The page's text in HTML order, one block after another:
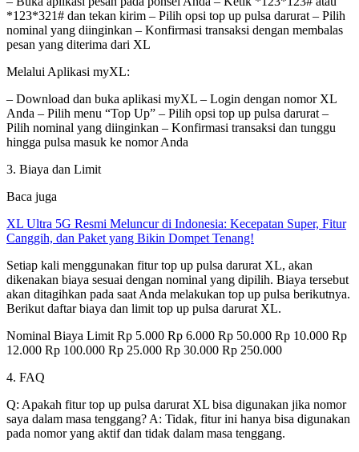
*123*321# dan tekan kirim – Pilih opsi top up pulsa darurat – Pilih
nominal yang diinginkan – Konfirmasi transaksi dengan membalas
pesan yang diterima dari XL
Melalui Aplikasi myXL:
– Download dan buka aplikasi myXL – Login dengan nomor XL
Anda – Pilih menu “Top Up” – Pilih opsi top up pulsa darurat –
Pilih nominal yang diinginkan – Konfirmasi transaksi dan tunggu
hingga pulsa masuk ke nomor Anda
3. Biaya dan Limit
Baca juga
XL Ultra 5G Resmi Meluncur di Indonesia: Kecepatan Super, Fitur
Canggih, dan Paket yang Bikin Dompet Tenang!
Setiap kali menggunakan fitur top up pulsa darurat XL, akan
dikenakan biaya sesuai dengan nominal yang dipilih. Biaya tersebut
akan ditagihkan pada saat Anda melakukan top up pulsa berikutnya.
Berikut daftar biaya dan limit top up pulsa darurat XL.
Nominal Biaya Limit Rp 5.000 Rp 6.000 Rp 50.000 Rp 10.000 Rp
12.000 Rp 100.000 Rp 25.000 Rp 30.000 Rp 250.000
4. FAQ
Q: Apakah fitur top up pulsa darurat XL bisa digunakan jika nomor
saya dalam masa tenggang? A: Tidak, fitur ini hanya bisa digunakan
pada nomor yang aktif dan tidak dalam masa tenggang.